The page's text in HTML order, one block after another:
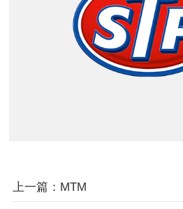
上一篇：MTM